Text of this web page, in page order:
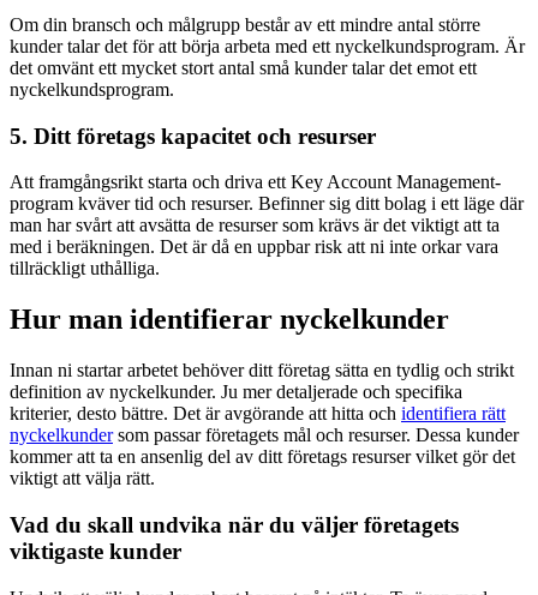
Om din bransch och målgrupp består av ett mindre antal större
kunder talar det för att börja arbeta med ett nyckelkundsprogram. Är
det omvänt ett mycket stort antal små kunder talar det emot ett
nyckelkundsprogram.
5. Ditt företags kapacitet och resurser
Att framgångsrikt starta och driva ett Key Account Management-
program kväver tid och resurser. Befinner sig ditt bolag i ett läge där
man har svårt att avsätta de resurser som krävs är det viktigt att ta
med i beräkningen. Det är då en uppbar risk att ni inte orkar vara
tillräckligt uthålliga.
Hur man identifierar nyckelkunder
Innan ni startar arbetet behöver ditt företag sätta en tydlig och strikt
definition av nyckelkunder. Ju mer detaljerade och specifika
kriterier, desto bättre. Det är avgörande att hitta och identifiera rätt
nyckelkundersom passar företagets mål och resurser. Dessa kunder
kommer att ta en ansenlig del av ditt företags resurser vilket gör det
viktigt att välja rätt.
Vad du skall undvika när du väljer företagets
viktigaste kunder